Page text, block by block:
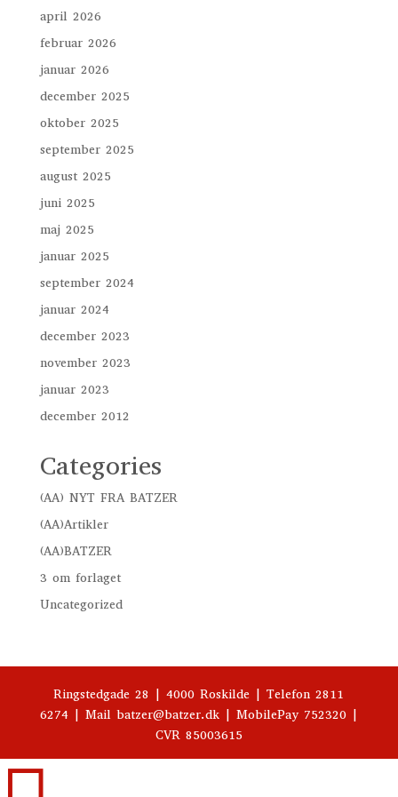
april 2026
februar 2026
januar 2026
december 2025
oktober 2025
september 2025
august 2025
juni 2025
maj 2025
januar 2025
september 2024
januar 2024
december 2023
november 2023
januar 2023
december 2012
Categories
(AA) NYT FRA BATZER
(AA)Artikler
(AA)BATZER
3 om forlaget
Uncategorized
Ringstedgade 28 | 4000 Roskilde | Telefon 2811
6274 | Mail batzer@batzer.dk | MobilePay 752320 |
CVR 85003615